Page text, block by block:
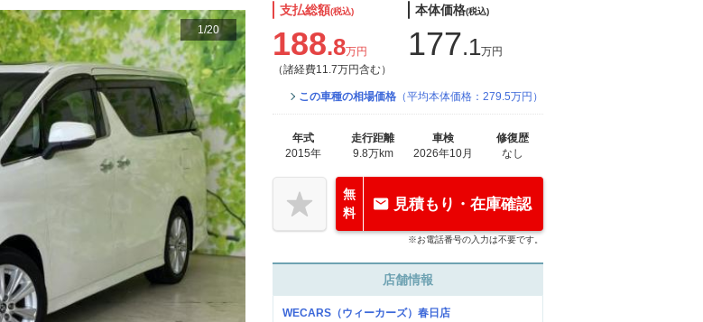
1/20
支払総額(税込)
188.8万円
（諸経費11.7万円含む）
本体価格(税込)
177.1万円
この車種の相場価格 （平均本体価格：279.5万円）
年式
2015年
走行距離
9.8万km
車検
2026年10月
修復歴
なし
無
料
見積もり・在庫確認
※お電話番号の入力は不要です。
店舗情報
WECARS（ウィーカーズ）春日店